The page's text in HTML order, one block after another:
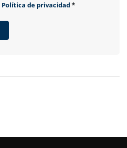
Política de privacidad*